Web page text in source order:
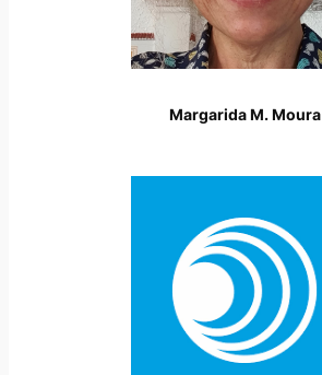
Margarida M. Moura